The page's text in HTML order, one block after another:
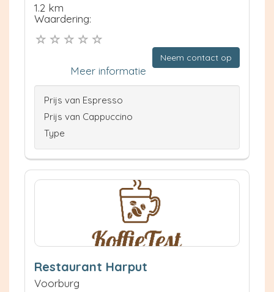
1.2 km
Waardering:
Neem contact op
Meer informatie
Prijs van Espresso
Prijs van Cappuccino
Type
Restaurant Harput
Voorburg